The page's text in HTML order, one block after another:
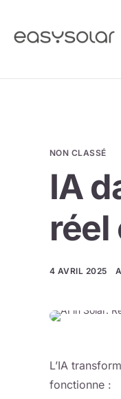
NON CLASSÉ
IA
réel
4 AVRIL 2025
L’IA
fonctionne :